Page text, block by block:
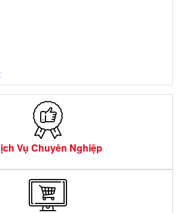
Vụ Chuyên Nghiệp